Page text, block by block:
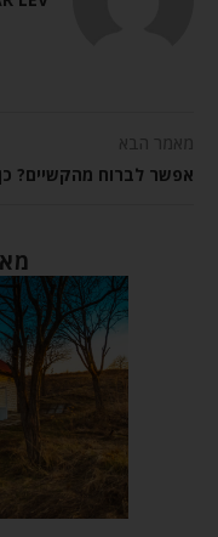
מאמר הבא
אפשר לברוח מהקשיים?